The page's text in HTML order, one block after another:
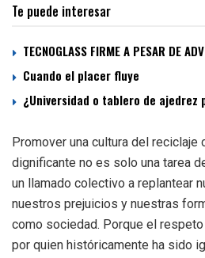
Te puede interesar
TECNOGLASS FIRME A PESAR DE
Cuando el placer fluye
¿Universidad o tablero de ajedrez
Promover una cultura del reciclaje
dignificante no es solo una tarea
un llamado colectivo a replantear
nuestros prejuicios y nuestras
como sociedad. Porque el
por quien históricamente ha sido